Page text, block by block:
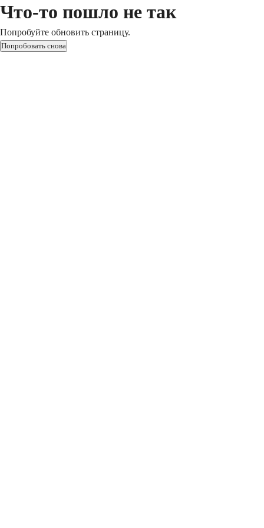
Что-то пошло не так
Попробуйте обновить страницу.
Попробовать снова